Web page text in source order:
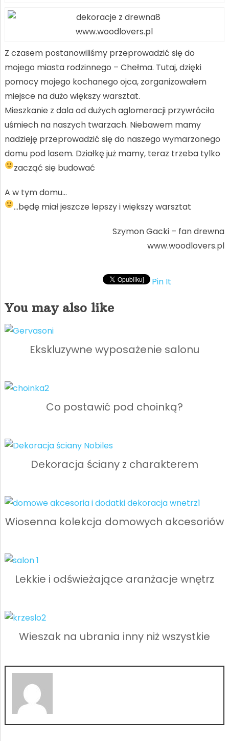
www.woodlovers.pl
Z czasem postanowiliśmy przeprowadzić się do
mojego miasta rodzinnego – Chełma. Tutaj, dzięki
pomocy mojego kochanego ojca, zorganizowałem
miejsce na dużo większy warsztat.
Mieszkanie z dala od dużych aglomeracji przywróciło
uśmiech na naszych twarzach. Niebawem mamy
nadzieję przeprowadzić się do naszego wymarzonego
domu pod lasem. Działkę już mamy, teraz trzeba tylko
zacząć się budować
A w tym domu…
…będę miał jeszcze lepszy i większy warsztat
Szymon Gacki – fan drewna
www.woodlovers.pl
Pin It
You may also like
Ekskluzywne wyposażenie salonu
Co postawić pod choinką?
Dekoracja ściany z charakterem
Wiosenna kolekcja domowych akcesoriów
Lekkie i odświeżające aranżacje wnętrz
Wieszak na ubrania inny niż wszystkie